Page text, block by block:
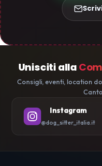
Unisciti alla
Consigli, eventi, location
Instagram
@dog_sitter_italia.it